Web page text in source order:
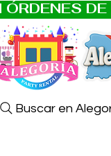
ÓRDENES
Buscar en